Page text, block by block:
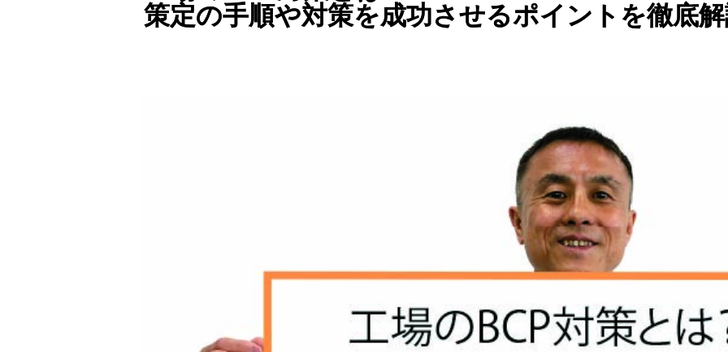
策定の手順や対策を成功させるポイントを徹底